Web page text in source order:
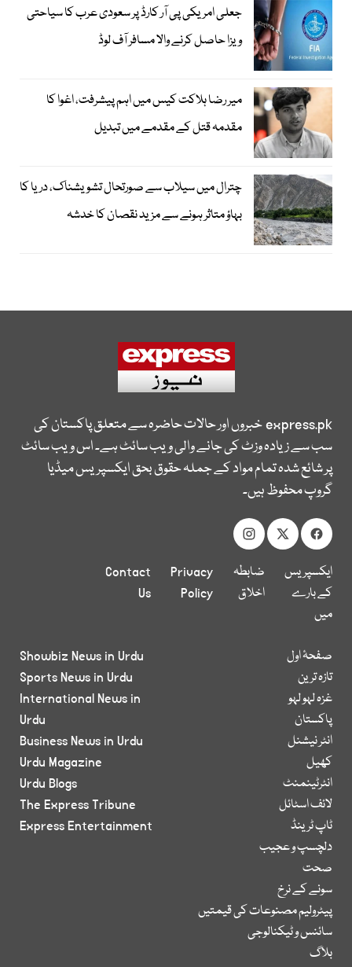
جعلی امریکی پی آر کارڈ پر سعودی عرب کا سیاحتی
ویزا حاصل کرنے والا مسافر آف لوڈ
میر رضا ہلاکت کیس میں اہم پیشرفت، اغوا کا
مقدمہ قتل کے مقدمے میں تبدیل
چترال میں سیلاب سے صورتحال تشویشناک، دریا کا
بہاؤ متاثر ہونے سے مزید نقصان کا خدشہ
express.pkخبروں اور حالات حاضرہ سے متعلق پاکستان کی
سب سے زیادہ وزٹ کی جانے والی ویب سائٹ ہے۔ اس ویب سائٹ
پر شائع شدہ تمام مواد کے جملہ حقوق بحق ایکسپریس میڈیا
گروپ محفوظ ہیں۔
ایکسپریس
کے بارے
میں
ضابطہ
اخلاق
Privacy
Policy
Contact
Us
صفحۂ اول
تازہ ترین
غزہ لہو لہو
پاکستان
انٹر نیشنل
کھیل
انٹرٹینمنٹ
لائف اسٹائل
ٹاپ ٹرینڈ
دلچسپ و عجیب
صحت
سونے کے نرخ
پیٹرولیم مصنوعات کی قیمتیں
سائنس و ٹیکنالوجی
بلاگ
Showbiz News in Urdu
Sports News in Urdu
International News in
Urdu
Business News in Urdu
Urdu Magazine
Urdu Blogs
The Express Tribune
Express Entertainment